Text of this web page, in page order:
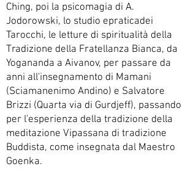
Ching, poi la psicomagia di A.
Jodorowski, lo studio epraticadei
Tarocchi, le letture di spiritualità della
Tradizione della Fratellanza Bianca, da
Yogananda a Aivanov, per passare da
anni all'insegnamento di Mamani
(Sciamanenimo Andino) e Salvatore
Brizzi (Quarta via di Gurdjeff), passando
per l'esperienza della tradizione della
meditazione Vipassana di tradizione
Buddista, come insegnata dal Maestro
Goenka.